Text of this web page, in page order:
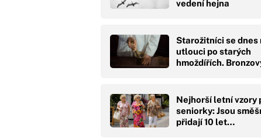
vedení hejna
Starožitníci se dnes
utlouci po starých
hmoždířích.
Nejhorší letní vzory
seniorky: Jsou
přidají 10 let…